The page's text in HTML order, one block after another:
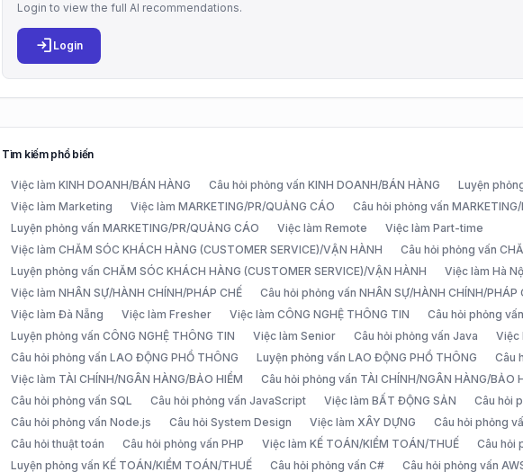
Login to view the full AI recommendations.
login Login
Tìm kiếm phổ biến
Việc làm KINH DOANH/BÁN HÀNG Câu hỏi phỏng vấn KINH DOANH/BÁN HÀNG Luyện
Việc làm Marketing
Việc làm MARKETING/PR/QUẢNG CÁO
Câu hỏi phỏng vấn
Luyện phỏng vấn MARKETING/PR/QUẢNG CÁO
Việc làm Remote
Việc làm Part-time
Việc làm CHĂM SÓC KHÁCH HÀNG (CUSTOMER SERVICE)/VẬN HÀNH
Câu hỏi phỏng vấn
Luyện phỏng vấn CHĂM SÓC KHÁCH HÀNG (CUSTOMER SERVICE)/VẬN HÀNH
Việc làm Hà
Việc làm NHÂN SỰ/HÀNH CHÍNH/PHÁP CHẾ
Câu hỏi phỏng vấn NHÂN SỰ/HÀNH CHÍNH/PHÁP
Việc làm Đà Nẵng
Việc làm Fresher Việc làm CÔNG NGHỆ THÔNG TIN
Câu hỏi phỏng
Luyện phỏng vấn CÔNG NGHỆ THÔNG TIN
Việc làm Senior Câu hỏi phỏng vấn Java
Việc
Câu hỏi phỏng vấn LAO ĐỘNG PHỔ THÔNG
Luyện phỏng vấn LAO ĐỘNG PHỔ THÔNG Câu
Việc làm TÀI CHÍNH/NGÂN HÀNG/BẢO HIỂM
Câu hỏi phỏng vấn TÀI CHÍNH/NGÂN HÀNG/BẢO
Câu hỏi phỏng vấn SQL
Câu hỏi phỏng vấn JavaScript Việc làm BẤT ĐỘNG SẢN Câu hỏi
Câu hỏi phỏng vấn Node.js
Câu hỏi System Design Việc làm XÂY DỰNG Câu hỏi phỏng
Câu hỏi thuật toán
Câu hỏi phỏng vấn PHP Việc làm KẾ TOÁN/KIỂM TOÁN/THUẾ
Câu hỏi
Luyện phỏng vấn KẾ TOÁN/KIỂM TOÁN/THUẾ
Câu hỏi phỏng vấn C# Câu hỏi phỏng vấn